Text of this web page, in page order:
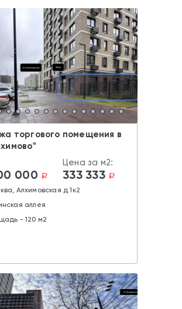
торгового помещения в
000 a
Цена за м2:
333 333 a
Алхимовская д.1к2
аллея
- 120 м2